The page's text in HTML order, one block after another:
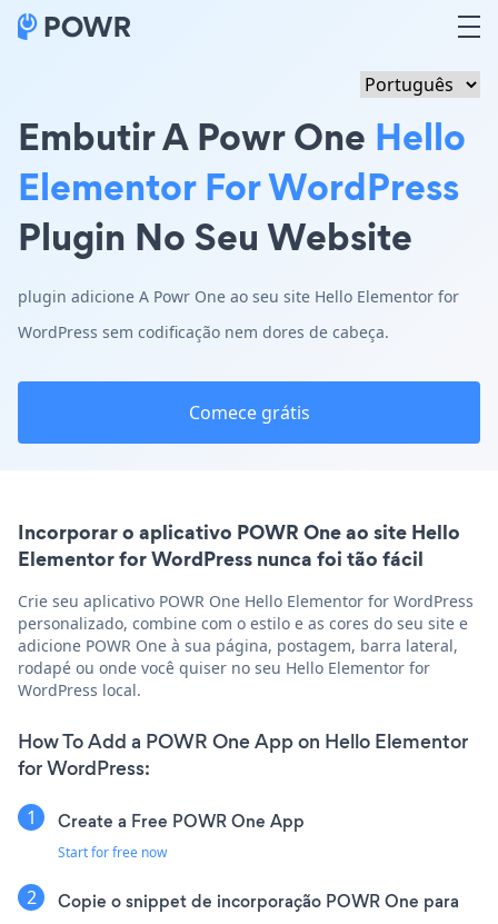
Embutir A Powr One Hello
Elementor For WordPress
Plugin No Seu Website
plugin adicione A Powr One ao seu site Hello Elementor for
WordPress sem codificação nem dores de cabeça.
Comece grátis
Incorporar o aplicativo POWR One ao site Hello
Elementor for WordPress nunca foi tão fácil
Crie seu aplicativo POWR One Hello Elementor for WordPress
personalizado, combine com o estilo e as cores do seu site e
adicione POWR One à sua página, postagem, barra lateral,
rodapé ou onde você quiser no seu Hello Elementor for
WordPress local.
How To Add a POWR One App on Hello Elementor
for WordPress:
Create a Free POWR One App
Start for free now
Copie o snippet de incorporação POWR One para